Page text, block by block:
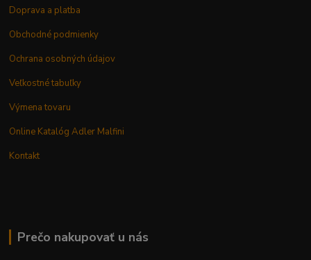
Doprava a platba
Obchodné podmienky
Ochrana osobných údajov
Veľkostné tabuľky
Výmena tovaru
Online Katalóg Adler Malfini
Kontakt
Prečo nakupovať u nás